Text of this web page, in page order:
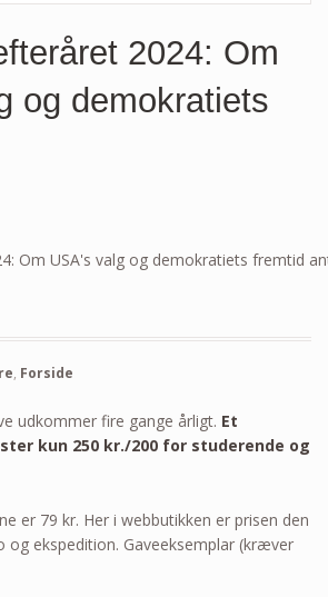
2024: Om
og demokratiets
Om USA's valg og demokratiets fremtid
, Forside
udkommer fire gange årligt. Et
kun 250 kr./200 for studerende og
er 79 kr. Her i webbutikken er prisen den
og ekspedition. Gaveeksemplar (kræver